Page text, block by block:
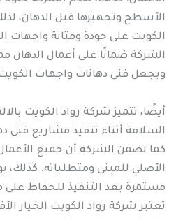
الأسطح وتجهيزها قبل الدهان،
الكويت على جودة ومتانة واجهات
الشركة ضمانًا على أعمال الدهان
ويجعل فنى دهانات واجهات الكويت
أيضًا، تتميز شركة رواد الكويت
السلامة أثناء تنفيذ مشاريع فنى
كما تضمن الشركة أن جميع
الأصلي للمبنى ومتطلباته. كذلك،
مستمرة بعد التنفيذ للحفاظ على
تعتبر شركة رواد الكويت الخيار